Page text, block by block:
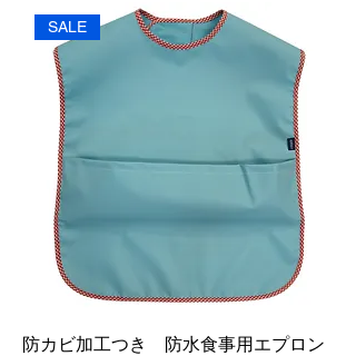
SALE
防カビ加工つき 防水食事用エプロン